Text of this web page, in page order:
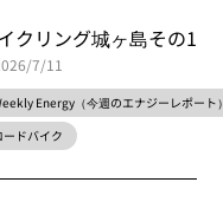
クリング城ヶ島その1
7/11
Energy（今週のエナジーレポート）
ードバイク